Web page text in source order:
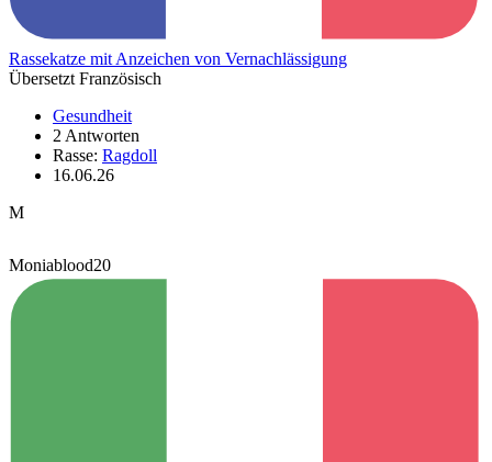
Rassekatze mit Anzeichen von Vernachlässigung
Übersetzt Französisch
Gesundheit
2 Antworten
Rasse: Ragdoll
16.06.26
M
Moniablood20